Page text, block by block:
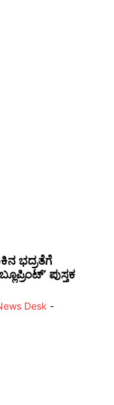
ಭದ್ರತೆಗೆ
ಪುಸ್ತಕ
Desk -